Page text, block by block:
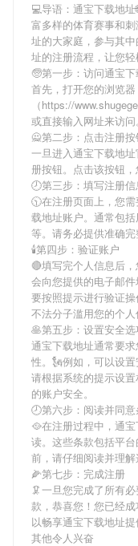
💻导语： 通宝下载地址
富多样的体育赛事和
址的大家庭，参与其
址的注册流程，让您轻
🧓第一步：访问通宝
首先，打开您的浏览器
（https://
或直接输入网址来访问。
🙅第二步：点击注册按
一旦进入通宝下载地址
册按钮。点击该按钮，
🕗第三步：填写注册信
🕥在注册页面上，您
载地址账户。通常包
等。请务必提供准确完
🕯第四步：验证账户
🔴填写完个人信息后，
会向您提供的电子邮
要按照提示进行验证
不法分子滥用您的个人
🥞第五步：设置安全选
通宝下载地址通常要
性。🗽例如，可以设置
请根据系统的提示设
的账户安全。
🕗第六步：阅读并同意
🥘在注册过程中， 通
读。这些条款包括平
前，请仔细阅读并理解
🌽第七步：完成注册
🦑一旦您完成了所有
款，恭喜您！您已经
以畅享通宝下载地址
其他令人兴奋